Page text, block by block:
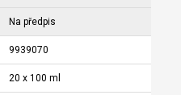
Na předpis
9939070
20 x 100 ml